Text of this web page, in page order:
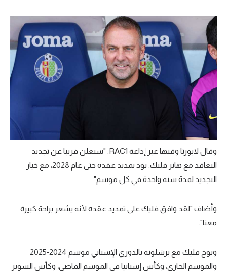
وقال لابورتا وقتها عبر إذاعة RAC1: "سنعلن قريبا عن تجديد
التعاقد مع هانز فليك. نود تمديد عقده حتى عام 2028، مع خيار
التجديد لمدة سنة واحدة في كل موسم".
وأضاف "لقد وافق فليك على تمديد عقده لأنه يشعر براحة كبيرة
معنا".
وتوج فليك مع برشلونة بالدوري الإسباني موسم 2024‑2025
والموسم الجاري، وكأس إسبانيا في الموسم الماضي، وكأس السوبر